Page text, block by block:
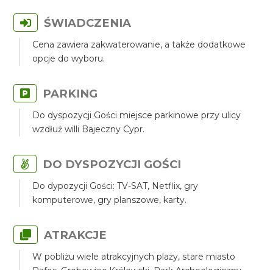
ŚWIADCZENIA
Cena zawiera zakwaterowanie, a także dodatkowe
opcje do wyboru.
PARKING
Do dyspozycji Gości miejsce parkinowe przy ulicy
wzdłuż willi Bajeczny Cypr.
DO DYSPOZYCJI GOŚCI
Do dypozycji Gości: TV-SAT, Netflix, gry
komputerowe, gry planszowe, karty.
ATRAKCJE
W pobliżu wiele atrakcyjnych plaży, stare miasto